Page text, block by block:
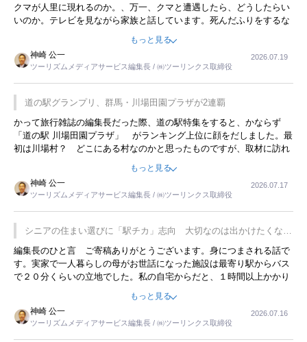
クマが人里に現れるのか。、万一、クマと遭遇したら、どうしたらい
いのか。テレビを見ながら家族と話しています。死んだふりをするな
んてことは、冗談でもいえません。そんな中で、この企画展はタイム
もっと見る
神崎 公一
ツーリズムメディアサービス編集長 / ㈱ツーリンクス取締役
2026.07.19
道の駅グランプリ、群馬・川場田園プラザが2連覇
かって旅行雑誌の編集長だった際、道の駅特集をすると、かならず
「道の駅 川場田園プラザ」 がランキング上位に顔をだしました。最
初は川場村？ どこにある村なのかと思ったものですが、取材に訪れ
永井 彰一社長にインタビューしたら、興味深い話が次々が飛び出しま
した。プレゼンも巧みで、今でも思い出すことが２つあります。一つ
は、従業員に東京ディズニーランドを見学させ、サービス業、接客業
の何かを理解してもらっていることです。 もう一つは1800円もする
プレミアムヨーグルトを販売するにあたり、社内に懸念もあったそう
です。永井社長は、駐車場に都内ナンバーの高級外車が停まっている
ことに目をつけ、高級商品でも売れると確信したそうです。今回の記
事を懐かしく読みました。
もっと見る
神崎 公一
ツーリズムメディアサービス編集長 / ㈱ツーリンクス取締役
2026.07.17
シニアの住まい選びに「駅チカ」志向 大切なのは出かけたくなる
暮らし
編集長のひと言 ご寄稿ありがとうございます。身につまされる話で
す。実家で一人暮らしの母がお世話になった施設は最寄り駅からバス
で２０分くらいの立地でした。私の自宅からだと、１時間以上かかり
ました。母の住まいから近いという理由で、その施設を選択したので
すが、私と妹にとっては、半日仕事ででした。シニアの住まい選び
は、当人だけではなく、世話をする家族の足の便も考えない外池ない
と思いました。
もっと見る
神崎 公一
ツーリズムメディアサービス編集長 / ㈱ツーリンクス取締役
2026.07.16